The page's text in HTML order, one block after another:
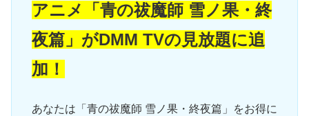
アニメ「青の祓魔師 雪ノ果・終
夜篇」がDMM TVの見放題に追
加！
あなたは「青の祓魔師 雪ノ果・終夜篇」をお得に